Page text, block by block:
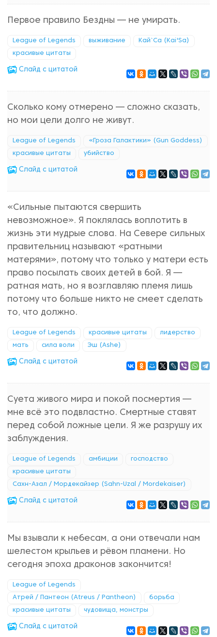
Первое правило Бездны — не умирать.
League of Legends выживание Кай`Са (Kai'Sa)
красивые цитаты
Cлайд с цитатой
Сколько кому отмерено — сложно сказать,
но мои цели долго не живут.
League of Legends «Гроза Галактики» (Gun Goddess)
красивые цитаты убийство
Cлайд с цитатой
«Сильные пытаются свершить
невозможное». Я поклялась воплотить в
жизнь эти мудрые слова. На Севере сильных
правительниц называют «ратными
матерями», потому что только у матери есть
право посылать своих детей в бой. Я —
ратная мать, но я возглавляю племя лишь
потому что больше никто не смеет сделать
то, что должно.
League of Legends красивые цитаты лидерство
мать сила воли Эш (Ashe)
Cлайд с цитатой
Суета живого мира и покой посмертия —
мне всё это подвластно. Смертные ставят
перед собой ложные цели. Я же разрушу их
заблуждения.
League of Legends амбиции господство
красивые цитаты
Сахн-Азал / Мордекайзер (Sahn-Uzal / Mordekaiser)
Cлайд с цитатой
Мы взывали к небесам, а они отвечали нам
шелестом крыльев и рёвом пламени. Но
сегодня эпоха драконов закончится!
League of Legends
Атрей / Пантеон (Atreus / Pantheon) борьба
красивые цитаты чудовища, монстры
Cлайд с цитатой